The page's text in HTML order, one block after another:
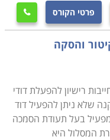
במוסד או ארגון וכן
הטכניים של צוות
פרטי הקורס 
והסקה
רישיון להפעלת דודי
שלא ניתן להפעיל דוד
בעל תעודת הסמכה
המסלול היא